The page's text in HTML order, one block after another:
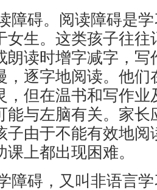
障碍。阅读障碍是
女生。这类孩子往往
朗读时增字减字，写
，逐字地阅读。他们
，但在温书和写作业
能与左脑有关。家长
子由于不能有效地阅
上都出现困难。
障碍，又叫非语言